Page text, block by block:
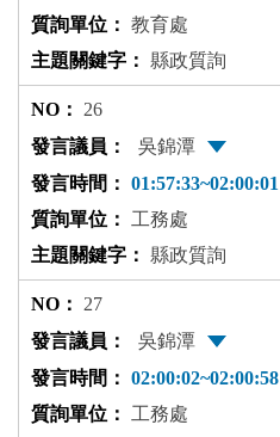
教育處
縣政質詢
26
吳錦潭
01:57:33~02:00:01
工務處
縣政質詢
27
吳錦潭
02:00:02~02:00:58
工務處